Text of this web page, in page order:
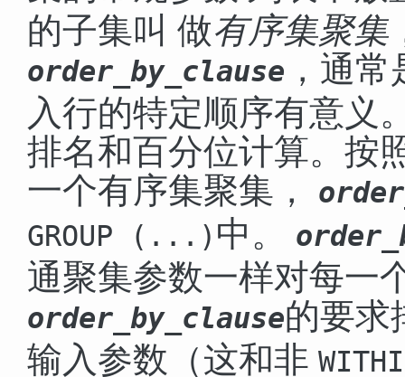
的子集叫 做有序集聚集
order_by_clause ，通
入行的特定顺序有意义
排名和百分位计算。按
一个有序集聚集，
GROUP (...) 中。
通聚集参数一样对每一
order_by_clause的要求
输入参数（这和非